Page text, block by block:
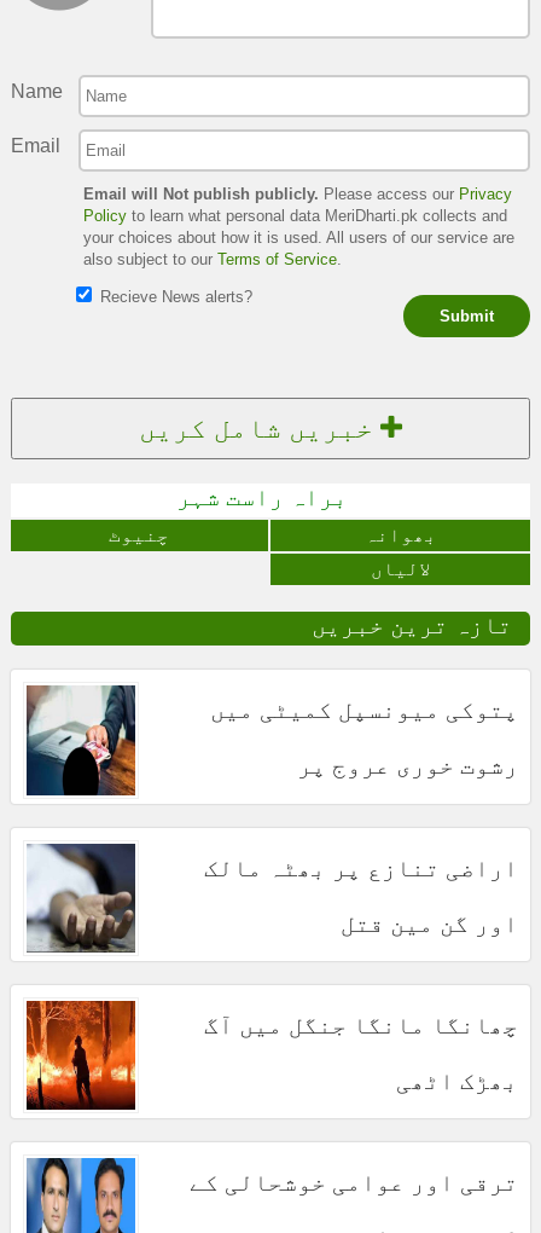
Name
Email
Email will Not publish publicly. Please access our Privacy
Policyto learn what personal data MeriDharti.pk collects and
your choices about how it is used. All users of our service are
also subject to our Terms of Service.
Recieve News alerts?
Submit
خبریں شامل کریں
براہ راست شہر
بھوانہ
چنیوٹ
لالیاں
تازہ ترین خبریں
پتوکی میونسپل کمیٹی میں
رشوت خوری عروج پر
اراضی تنازع پر بھٹہ مالک
اور گن مین قتل
چھانگا مانگا جنگل میں آگ
بھڑک اٹھی
ترقی اور عوامی خوشحالی کے